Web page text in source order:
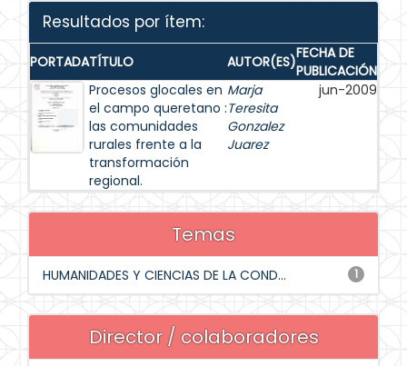
Resultados por ítem:
PORTADATÍTULO AUTOR(ES)FECHA DE
PUBLICACIÓN
Procesos glocales en
el campo queretano :
las comunidades
rurales frente a la
transformación
regional.
Marja
Teresita
Gonzalez
Juarez
jun-2009
Temas
1
HUMANIDADES Y CIENCIAS DE LA COND...
Director / colaboradores